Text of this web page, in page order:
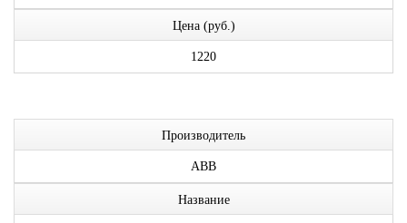
Цена (руб.)
1220
Производитель
ABB
Название